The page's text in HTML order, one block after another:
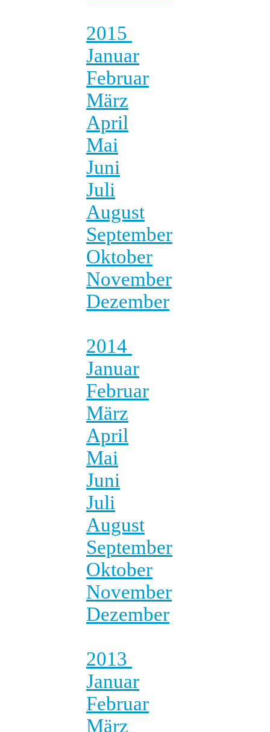
2015
Januar
Februar
März
April
Mai
Juni
Juli
August
September
Oktober
November
Dezember
2014
Januar
Februar
März
April
Mai
Juni
Juli
August
September
Oktober
November
Dezember
2013
Januar
Februar
März